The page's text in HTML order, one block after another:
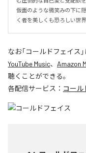
仮面のような微笑みの下に
く者を美しくも恐ろしい世
なお「コールドフェイス
YouTube Music、 Amazon
聴くことができる。
各配信サービス： コール